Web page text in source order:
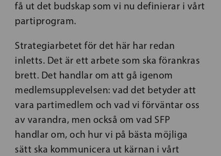
få ut det budskap som vi nu definierar i vårt
partiprogram.
Strategiarbetet för det här har redan
inletts. Det är ett arbete som ska förankras
brett. Det handlar om att gå igenom
medlemsupplevelsen: vad det betyder att
vara partimedlem och vad vi förväntar oss
av varandra, men också om vad SFP
handlar om, och hur vi på bästa möjliga
sätt ska kommunicera ut kärnan i vårt